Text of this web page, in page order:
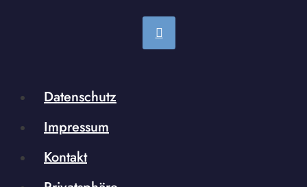
Datenschutz
Impressum
Kontakt